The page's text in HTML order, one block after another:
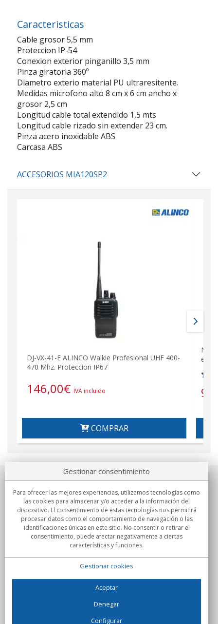
Caracteristicas
Cable grosor 5,5 mm
Proteccion IP-54
Conexion exterior pinganillo 3,5 mm
Pinza giratoria 360º
Diametro exterio material PU ultraresitente.
Medidas microfono alto 8 cm x 6 cm ancho x
grosor 2,5 cm
Longitud cable total extendido 1,5 mts
Longitud cable rizado sin extender 23 cm.
Pinza acero inoxidable ABS
Carcasa ABS
ACCESORIOS MIA120SP2
DJ-VX-41-E ALINCO Walkie Profesional UHF 400-
470 Mhz. Proteccion IP67
146,00€ IVA incluido
COMPRAR
etc...
Sobre nosotros
Compromisos
Compras
Gestionar consentimiento
Para ofrecer las mejores experiencias, utilizamos tecnologías como
las cookies para almacenar y/o acceder a la información del
dispositivo. El consentimiento de estas tecnologías nos permitirá
procesar datos como el comportamiento de navegación o las
identificaciones únicas en este sitio. No consentir o retirar el
consentimiento, puede afectar negativamente a ciertas
características y funciones.
Gestionar cookies
Aceptar
Denegar
Configurar